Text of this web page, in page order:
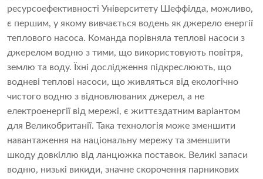
ресурсоефективності Університету Шеффілда, можливо,
є першим, у якому вивчається водень як джерело енергії
теплового насоса. Команда порівняла теплові насоси з
джерелом водню з тими, що використовують повітря,
землю та воду. Їхні дослідження підкреслюють, що
водневі теплові насоси, що живляться від екологічно
чистого водню з відновлюваних джерел, а не
електроенергії від мережі, є життєздатним варіантом
для Великобританії. Така технологія може зменшити
навантаження на національну мережу та зменшити
шкоду довкіллю від ланцюжка поставок. Великі запаси
водню, низькі викиди, значне скорочення парникових